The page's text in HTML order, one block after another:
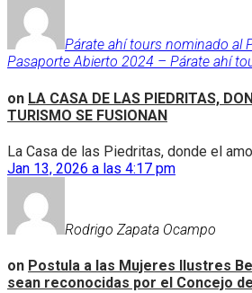
Párate ahí tours nominado al
Pasaporte Abierto 2024 – Párate ahí
on LA CASA DE LAS PIEDRITAS,
TURISMO SE FUSIONAN
La Casa de las Piedritas, donde el
Jan 13, 2026 a las 4:17 pm
Rodrigo Zapata Ocampo
on Postula a las Mujeres Ilustres
sean reconocidas por el Concejo